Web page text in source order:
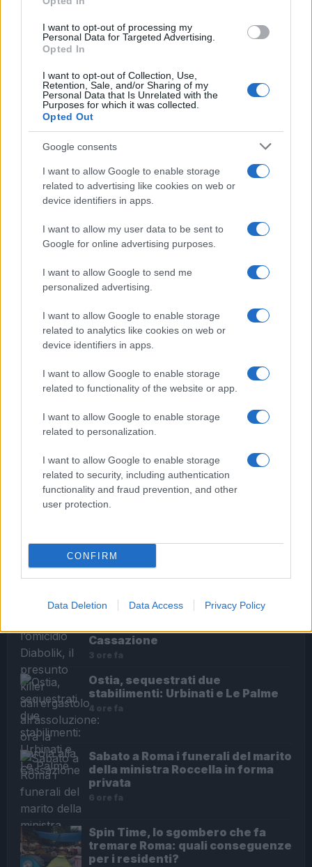
I want to opt-out of processing my
Personal Data for Targeted Advertising.
Opted In
I want to opt-out of Collection, Use,
Retention, Sale, and/or Sharing of my
Personal Data that Is Unrelated with the
Purposes for which it was collected.
Opted Out
Google consents
I want to allow Google to enable storage
related to advertising like cookies on web or
device identifiers in apps.
I want to allow my user data to be sent to
Google for online advertising purposes.
I want to allow Google to send me
personalized advertising.
I want to allow Google to enable storage
related to analytics like cookies on web or
device identifiers in apps.
I want to allow Google to enable storage
related to functionality of the website or app.
I want to allow Google to enable storage
related to personalization.
I want to allow Google to enable storage
related to security, including authentication
functionality and fraud prevention, and other
user protection.
CONFIRM
Data Deletion Data Access Privacy Policy
8 anni fa
Desireè processo San Lorenzo
ARTICOLI CORRELATI
CRONACA – Sorelle trovate senza vita in casa, è
ROMA A San Lorenzo manifesti con bestemmie…
contro la blasfemia
Omicidio Cerciello – Sarà processato il carabiniere
che bendò Natale Hjort
ULTIME NOTIZIE
Sette anni fa l’omicidio Diabolik, il
presunto killer dall’ergastolo
Cassazione
3 ore fa
Ostia, sequestrati due
stabilimenti: Urbinati e Le Palme
4 ore fa
Sabato a Roma i funerali del marito
della ministra Roccella in forma
privata
6 ore fa
Spin Time, lo sgombero che fa
tremare Roma: quali conseguenze
per i residenti?